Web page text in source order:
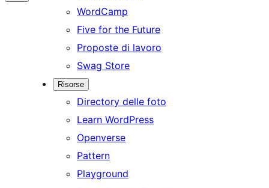
WordCamp
Five for the Future
Proposte di lavoro
Swag Store
Risorse
Directory delle foto
Learn WordPress
Openverse
Pattern
Playground